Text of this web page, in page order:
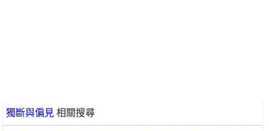
獨斷與偏見相關搜尋